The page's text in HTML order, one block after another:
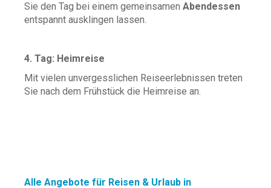
Sie den Tag bei einem gemeinsamen Abendessen
entspannt ausklingen lassen.
4. Tag: Heimreise
Mit vielen unvergesslichen Reiseerlebnissen treten
Sie nach dem Frühstück die Heimreise an.
Alle Angebote für Reisen & Urlaub in